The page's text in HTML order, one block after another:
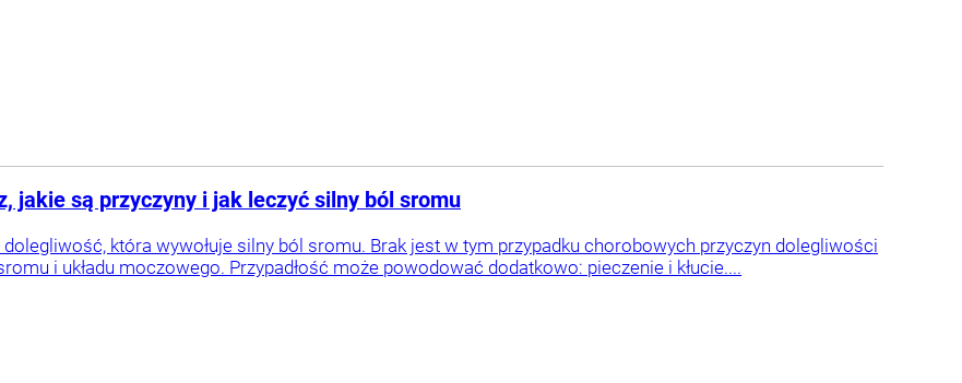
jakie są przyczyny i jak leczyć silny ból sromu
która wywołuje silny ból sromu. Brak jest w tym przypadku chorobowych przyczyn dolegliwości
i układu moczowego. Przypadłość może powodować dodatkowo: pieczenie i kłucie....